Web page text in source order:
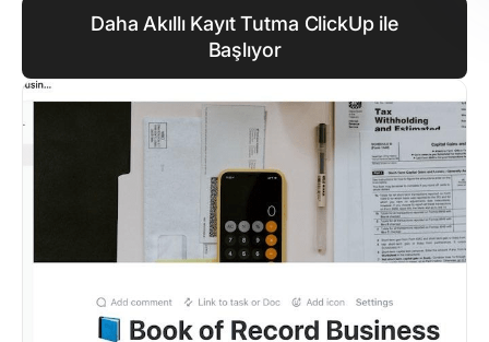
Daha Akıllı Kayıt Tutma ClickUp ile
Başlıyor